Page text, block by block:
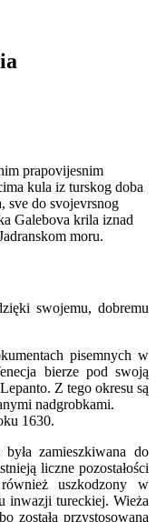
prapovijesnim
kula iz turskog doba
sve do svojevrsnog
Galebova krila iznad
moru.
swojemu, dobremu
pisemnych w
bierze pod swoją
Z tego okresu są
nadgrobkami.
1630.
zamieszkiwana do
liczne pozostałości
uszkodzony w
inwazji tureckiej. Wieża
została przystosowana